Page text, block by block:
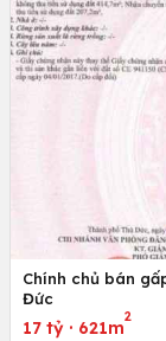
Chính chủ bán
Đức
17 tỷ · 621m
2